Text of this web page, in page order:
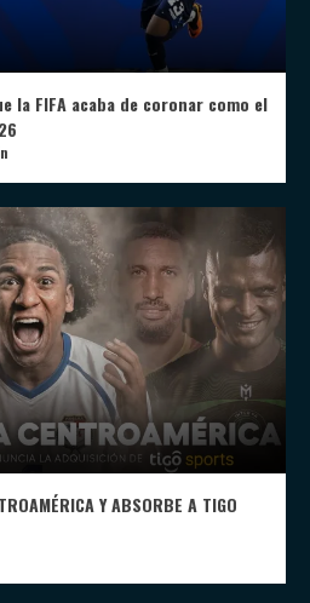
la FIFA acaba de coronar como el
Y ABSORBE A TIGO